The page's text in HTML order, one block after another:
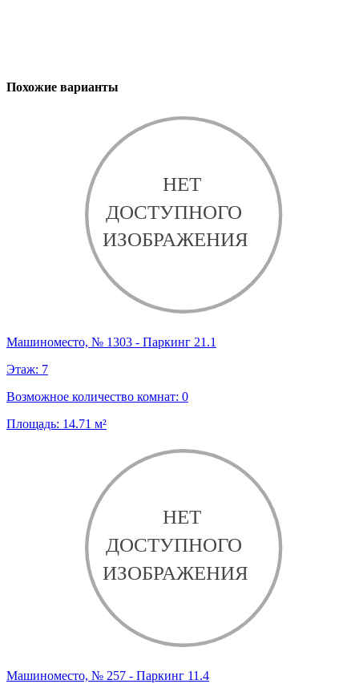
Похожие варианты
Машиноместо, № 1303 - Паркинг 21.1
Этаж: 7
Возможное количество комнат: 0
Площадь: 14.71 м²
Машиноместо, № 257 - Паркинг 11.4